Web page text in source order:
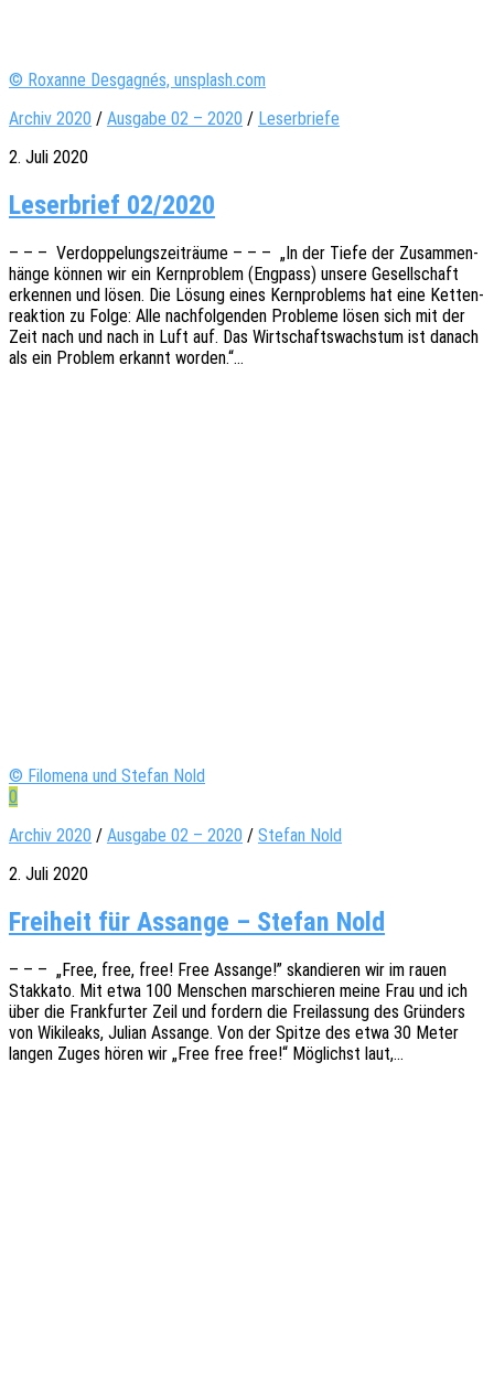
© Roxanne Desgagnés, unsplash.com
Archiv 2020 / Ausgabe 02 – 2020 / Leserbriefe
2. Juli 2020
Leserbrief 02/2020
– – – Verdop­pe­lungs­zeit­räu­me – – – „In der Tiefe der Zusam­men­
hän­ge können wir ein Kern­pro­blem (Engpass) unsere Gesell­schaft
erken­nen und lösen. Die Lösung eines Kern­pro­blems hat eine Ketten­
re­ak­ti­on zu Folge: Alle nach­fol­gen­den Proble­me lösen sich mit der
Zeit nach und nach in Luft auf. Das Wirt­schafts­wachs­tum ist danach
als ein Problem erkannt worden.“…
© Filomena und Stefan Nold
0
Archiv 2020 / Ausgabe 02 – 2020 / Stefan Nold
2. Juli 2020
Freiheit für Assange – Stefan Nold
– – – „Free, free, free! Free Assan­ge!” skan­die­ren wir im rauen
Stak­ka­to. Mit etwa 100 Menschen marschie­ren meine Frau und ich
über die Frank­fur­ter Zeil und fordern die Frei­las­sung des Grün­ders
von Wiki­leaks, Julian Assan­ge. Von der Spitze des etwa 30 Meter
langen Zuges hören wir „Free free free!“ Möglichst laut,…